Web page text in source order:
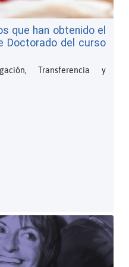
que han obtenido el
Doctorado del curso
Transferencia y